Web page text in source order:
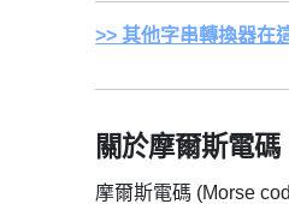
其他字串轉換器在
關於摩爾斯電碼
摩爾斯電碼 (Morse